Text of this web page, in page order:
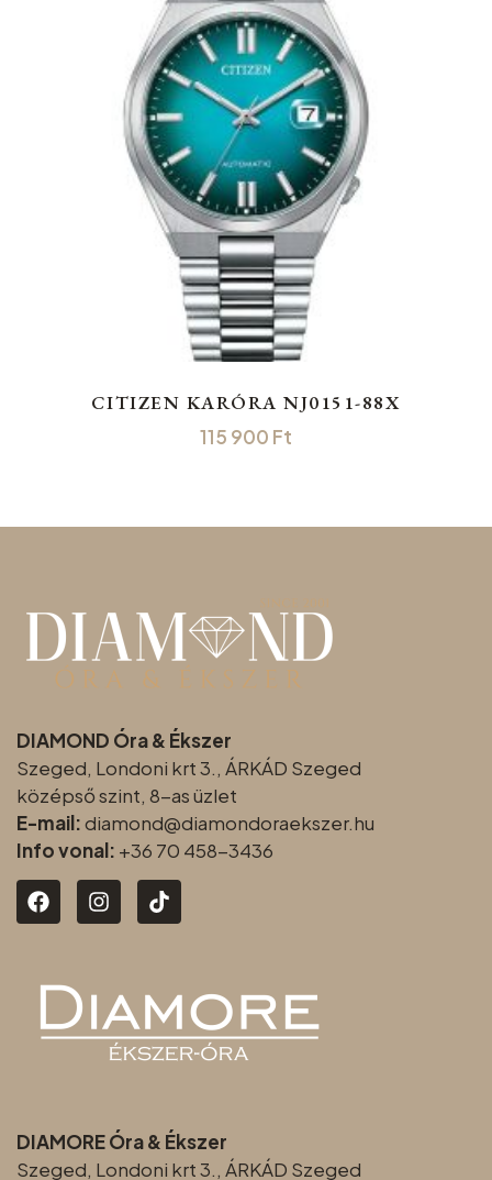
CITIZEN KARÓRA NJ0151-88X
115 900 Ft
DIAMOND Óra & Ékszer
Szeged, Londoni krt 3., ÁRKÁD Szeged
középső szint, 8-as üzlet
E-mail:diamond@diamondoraekszer.hu
Info vonal: +36 70 458-3436
DIAMORE Óra & Ékszer
Szeged, Londoni krt 3., ÁRKÁD Szeged